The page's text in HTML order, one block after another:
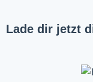
Lade dir jetzt